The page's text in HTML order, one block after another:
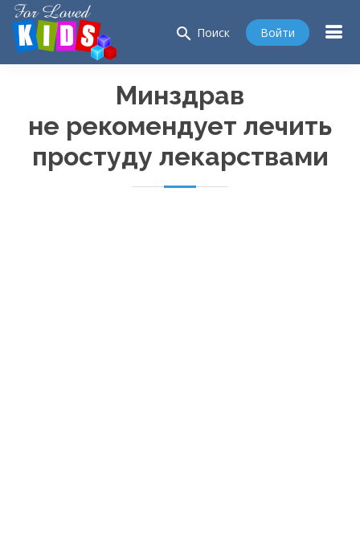
search Поиск Войти
Минздрав
не рекомендует лечить
простуду лекарствами